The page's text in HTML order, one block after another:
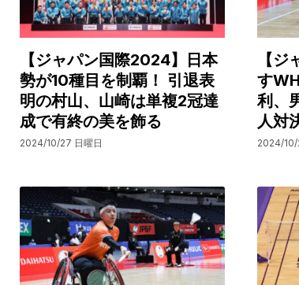
【ジャパン国際2024】日本
勢が10種目を制覇！ 引退表
明の村山、山崎は単複2冠達
成で有終の美を飾る
2024/10/27 日曜日
【
す
利、
人対
2024/10/